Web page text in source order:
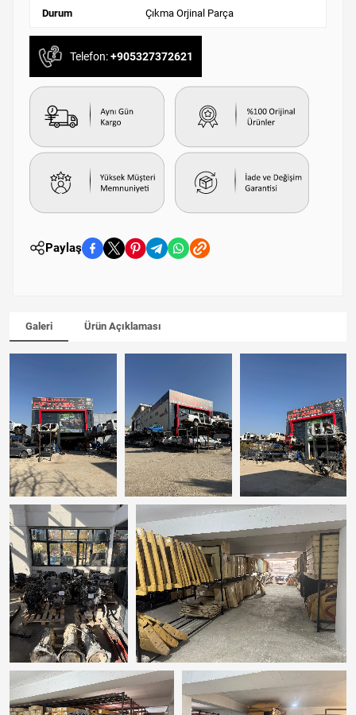
Durum Çıkma Orjinal Parça
Telefon:+905327372621
Paylaş
Galeri Ürün Açıklaması